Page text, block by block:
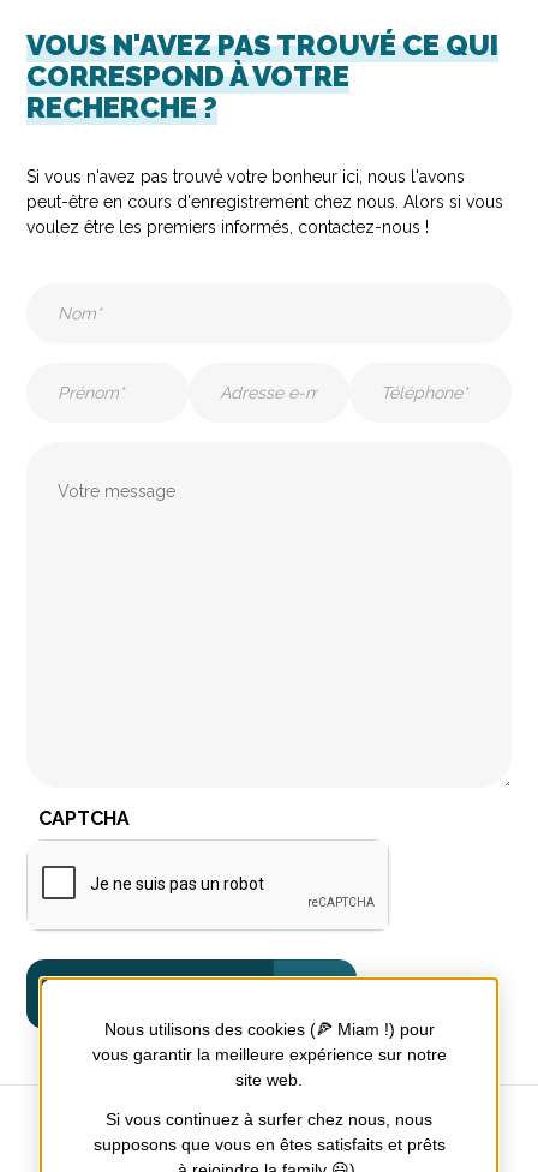
VOUS N'AVEZ PAS TROUVÉ CE QUI
CORRESPOND À VOTRE
RECHERCHE ?
Si vous n'avez pas trouvé votre bonheur ici, nous l'avons
peut-être en cours d'enregistrement chez nous. Alors si vous
voulez être les premiers informés, contactez-nous !
(Nécessaire)
(Nécessaire)
mail
(Nécessaire)
CAPTCHA
Nous utilisons des cookies (🍕 Miam !) pour
vous garantir la meilleure expérience sur notre
site web.
Si vous continuez à surfer chez nous, nous
supposons que vous en êtes satisfaits et prêts